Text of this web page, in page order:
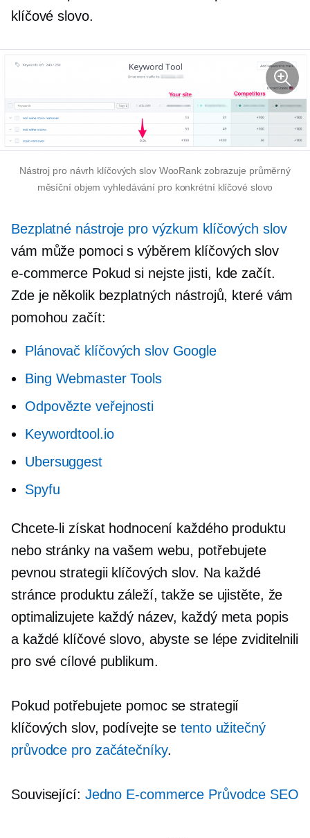
klíčové slovo.
Nástroj pro návrh klíčových slov WooRank zobrazuje průměrný
měsíční objem vyhledávání pro konkrétní klíčové slovo
Bezplatné nástroje pro výzkum klíčových slov
vám může pomoci s výběrem klíčových slov
e-commerce Pokud si nejste jisti, kde začít.
Zde je několik bezplatných nástrojů, které vám
pomohou začít:
Plánovač klíčových slov Google
Bing Webmaster Tools
Odpovězte veřejnosti
Keywordtool.io
Ubersuggest
Spyfu
Chcete-li získat hodnocení každého produktu
nebo stránky na vašem webu, potřebujete
pevnou strategii klíčových slov. Na každé
stránce produktu záleží, takže se ujistěte, že
optimalizujete každý název, každý meta popis
a každé klíčové slovo, abyste se lépe zviditelnili
pro své cílové publikum.
Pokud potřebujete pomoc se strategií
klíčových slov, podívejte setento užitečný
průvodce pro začátečníky.
Související: Jedno E-commerce Průvodce SEO